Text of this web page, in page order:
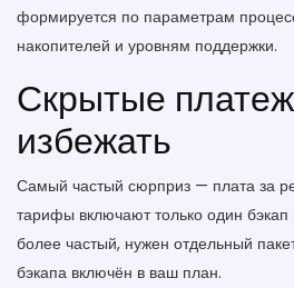
формируется по параметрам
накопителей и уровням поддержки.
Скрытые
избежать
Самый частый сюрприз — плата за
тарифы включают только один бэкап
более частый, нужен отдельный
бэкапа включён в ваш план.